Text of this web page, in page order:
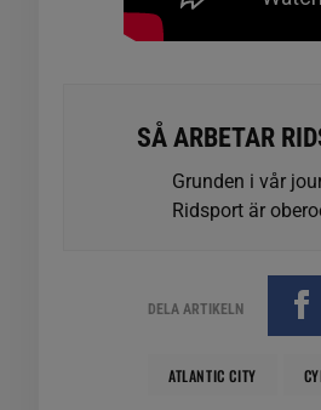
SÅ ARBETAR
Grunden i vår
Ridsport är
DELA ARTIKELN
ATLANTIC CITY